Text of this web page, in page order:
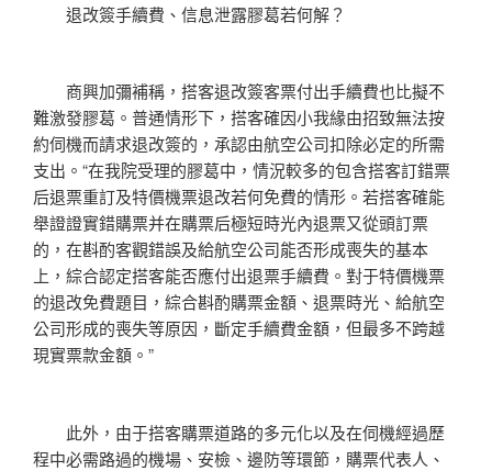
退改簽手續費、信息泄露膠葛若何解？
商興加彌補稱，搭客退改簽客票付出手續費也比擬不
難激發膠葛。普通情形下，搭客確因小我緣由招致無法按
約伺機而請求退改簽的，承認由航空公司扣除必定的所需
支出。“在我院受理的膠葛中，情況較多的包含搭客訂錯票
后退票重訂及特價機票退改若何免費的情形。若搭客確能
舉證證實錯購票并在購票后極短時光內退票又從頭訂票
的，在斟酌客觀錯誤及給航空公司能否形成喪失的基本
上，綜合認定搭客能否應付出退票手續費。對于特價機票
的退改免費題目，綜合斟酌購票金額、退票時光、給航空
公司形成的喪失等原因，斷定手續費金額，但最多不跨越
現實票款金額。”
此外，由于搭客購票道路的多元化以及在伺機經過歷
程中必需路過的機場、安檢、邊防等環節，購票代表人、